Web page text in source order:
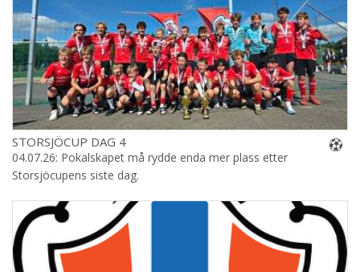
STORSJÖCUP DAG 4
04.07.26: Pokalskapet må rydde enda mer plass etter
Storsjöcupens siste dag.